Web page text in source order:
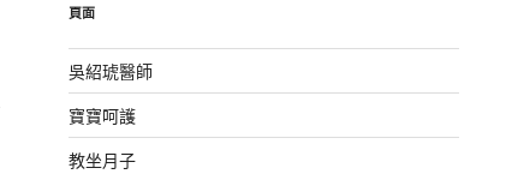
字:
頁面
吳紹琥醫師
寶寶呵護
教坐月子